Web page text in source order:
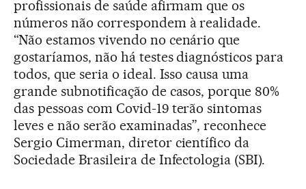
profissionais de saúde afirmam que os
números não correspondem à realidade.
“Não estamos vivendo no cenário que
gostaríamos, não há testes diagnósticos para
todos, que seria o ideal. Isso causa uma
grande subnotificação de casos, porque 80%
das pessoas com Covid-19 terão sintomas
leves e não serão examinadas”, reconhece
Sergio Cimerman, diretor científico da
Sociedade Brasileira de Infectologia (SBI).